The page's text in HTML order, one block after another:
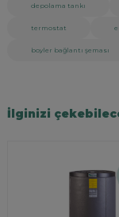
depolama tankı
termostat
boyler bağlantı şeması
İlginizi